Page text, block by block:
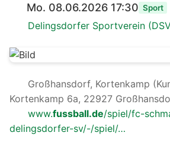
Mo. 08.06.2026 17:30 Sport
Delingsdorfer Sportverein
Großhansdorf, Kortenkamp
Kortenkamp 6a, 22927
www.fussball.de/spiel/fc-
delingsdorfer-sv/-/spiel/…